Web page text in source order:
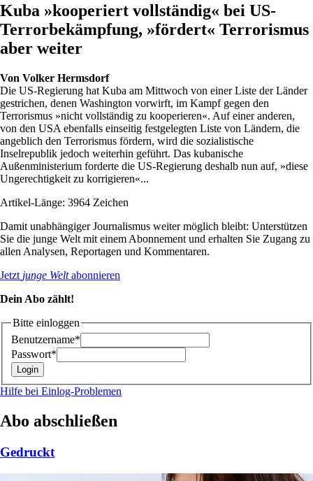
Kuba »kooperiert vollständig« bei US-
Terrorbekämpfung, »fördert« Terrorismus
aber weiter
Von Volker Hermsdorf
Die US-Regierung hat Kuba am Mittwoch von einer Liste der Länder
gestrichen, denen Washington vorwirft, im Kampf gegen den
Terrorismus »nicht vollständig zu kooperieren«. Auf einer anderen,
von den USA ebenfalls einseitig festgelegten Liste von Ländern, die
angeblich den Terrorismus fördern, wird die sozialistische
Inselrepublik jedoch weiterhin geführt. Das kubanische
Außenministerium forderte die US-Regierung deshalb nun auf, »diese
Ungerechtigkeit zu korrigieren«...
Artikel-Länge: 3964 Zeichen
Damit unabhängiger Journalismus weiter möglich bleibt: Unterstützen
Sie die junge Welt mit einem Abonnement und erhalten Sie Zugang zu
allen Analysen, Reportagen und Kommentaren.
Jetzt junge Weltabonnieren
Dein Abo zählt!
Bitte einloggen
Benutzername*
Passwort*
Hilfe bei Einlog-Problemen
Abo abschließen
Gedruckt